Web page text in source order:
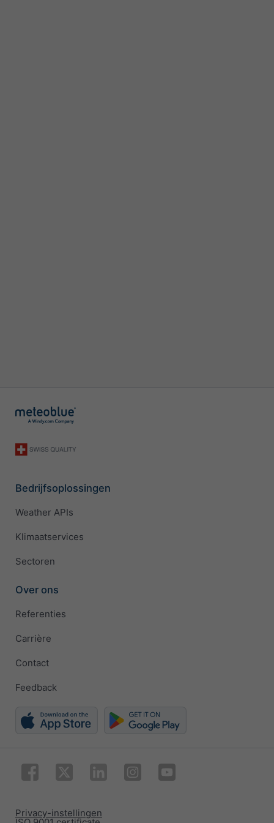
Bedrijfsoplossingen
Weather APIs
Klimaatservices
Sectoren
Over ons
Referenties
Carrière
Contact
Feedback
Privacy-instellingen